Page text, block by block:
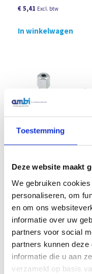
Toestemming
Deze website maakt
We gebruiken
personaliseren, om
en om ons
informatie over uw
partners voor social
partners kunnen
informatie die u aan
verzameld op basis
€5,41 Excl. btw
In winkelwagen
Haakse koppeling
€5,96 Excl. btw
In winkelwagen